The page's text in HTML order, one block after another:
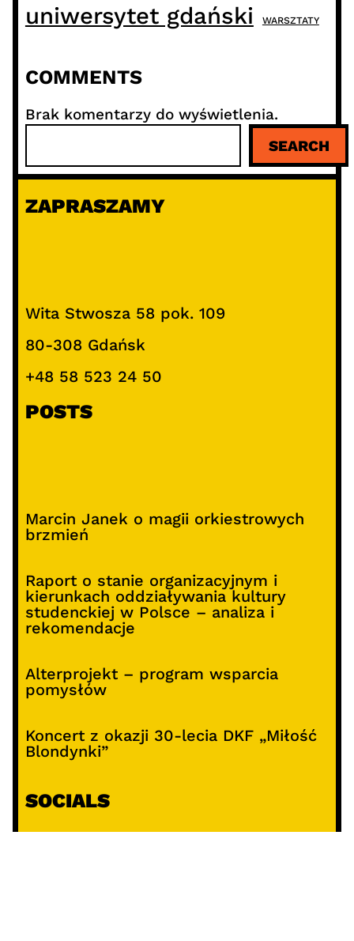
uniwersytet gdański
WARSZTATY
COMMENTS
Brak komentarzy do wyświetlenia.
u
a
SEARCH
ZAPRASZAMY
Wita Stwosza 58 pok. 109
80-308 Gdańsk
+48 58 523 24 50
POSTS
Marcin Janek o magii orkiestrowych
brzmień
Raport o stanie organizacyjnym i
kierunkach oddziaływania kultury
studenckiej w Polsce – analiza i
rekomendacje
Alterprojekt – program wsparcia
pomysłów
Koncert z okazji 30-lecia DKF „Miłość
Blondynki”
SOCIALS